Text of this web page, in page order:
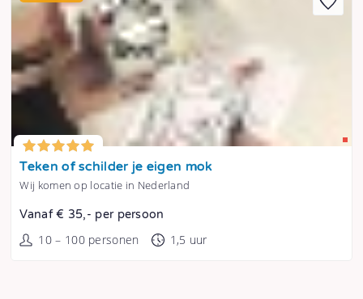
Tonen
Teken of schilder je eigen mok
Wij komen op locatie in Nederland
Vanaf € 35,- per persoon
10 – 100 personen 1,5 uur